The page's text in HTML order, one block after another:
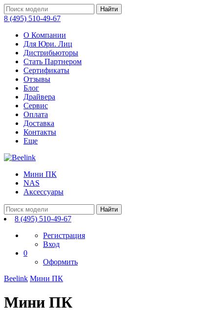
Найти
8 (495) 510-49-67
О Компании
Для Юри. Лиц
Дистрибьюторы
Стать Партнером
Сертификаты
Отзывы
Блог
Драйвера
Сервис
Оплата
Доставка
Контакты
Еще
Мини ПК
NAS
Аксессуары
Найти
8 (495) 510-49-67
Регистрация
Вход
0
Оформить
Beelink Мини ПК
Мини ПК